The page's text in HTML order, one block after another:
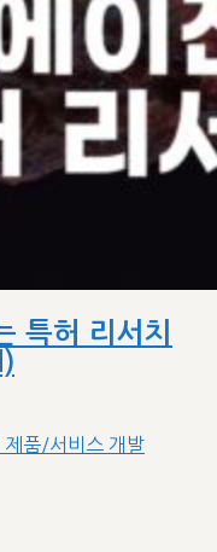
특허 리서치
제품/서비스 개발